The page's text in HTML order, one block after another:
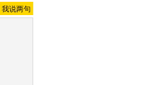
我说两句